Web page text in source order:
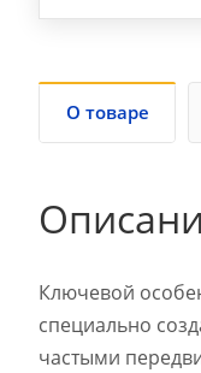
О товаре
Ключевой
специально
частыми